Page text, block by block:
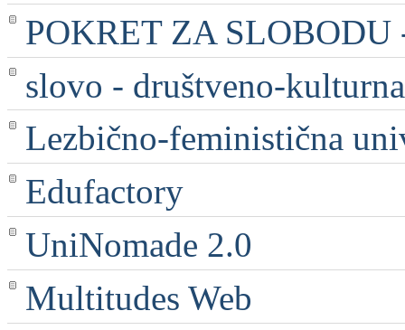
POKRET ZA SLOBODU
slovo - društveno-
Lezbično-feministična
Edufactory
UniNomade 2.0
Multitudes Web